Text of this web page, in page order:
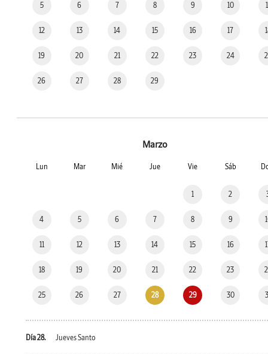
5 6 7 8 9 10
12 13 14 15 16 17
19 20 21 22 23 24
26 27 28 29
Marzo
Lun Mar Mié Jue Vie Sáb
1 2
4 5 6 7 8 9
11 12 13 14 15 16
18 19 20 21 22 23
25 26 27 28 29 30
Día 28. Jueves Santo